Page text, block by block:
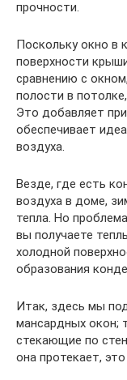
прочности.
Поскольку окно в
поверхности
сравнению с
полости в
Это добавляет
обеспечивает
воздуха.
Везде, где есть
воздуха в доме,
тепла. Но
вы получаете
холодной
образования
Итак, здесь мы
мансардных окон;
стекающие по
она протекает,